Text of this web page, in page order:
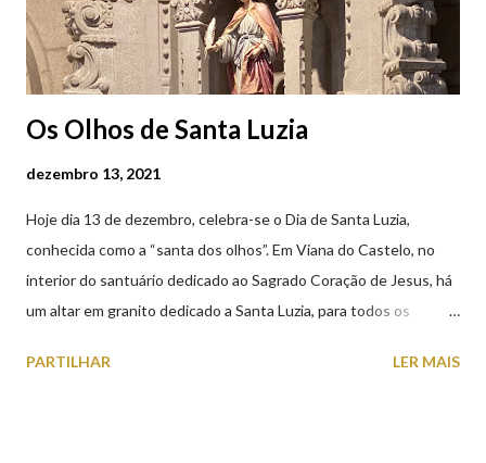
Os Olhos de Santa Luzia
dezembro 13, 2021
Hoje dia 13 de dezembro, celebra-se o Dia de Santa Luzia,
conhecida como a “santa dos olhos”. Em Viana do Castelo, no
interior do santuário dedicado ao Sagrado Coração de Jesus, há
um altar em granito dedicado a Santa Luzia, para todos os
uma capela dedicada a Santa Luzia construída no cimo do monte
PARTILHAR LER MAIS